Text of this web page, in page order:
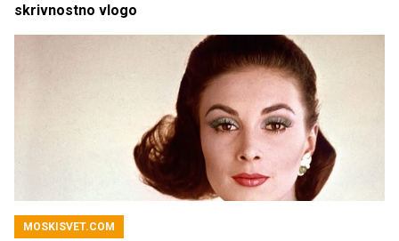
skrivnostno vlogo
MOSKISVET.COM